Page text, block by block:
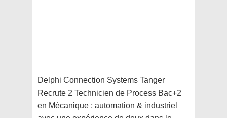
Delphi Connection Systems Tanger
Recrute 2 Technicien de Process Bac+2
en Mécanique ; automation & industriel